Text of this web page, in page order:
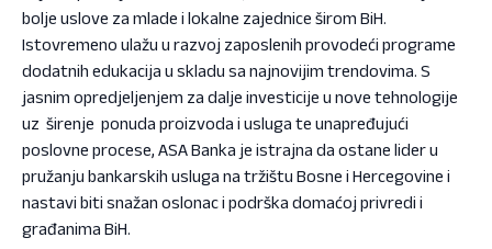
bolje uslove za mlade i lokalne zajednice širom BiH.
Istovremeno ulažu u razvoj zaposlenih provodeći programe
dodatnih edukacija u skladu sa najnovijim trendovima. S
jasnim opredjeljenjem za dalje investicije u nove tehnologije
uz širenje ponuda proizvoda i usluga te unapređujući
poslovne procese, ASA Banka je istrajna da ostane lider u
pružanju bankarskih usluga na tržištu Bosne i Hercegovine i
nastavi biti snažan oslonac i podrška domaćoj privredi i
građanima BiH.